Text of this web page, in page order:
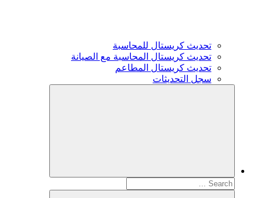
تحديث كريستال للمحاسبة
تحديث كريستال المحاسبة مع الصيانة
تحديث كريستال المطاعم
سجل التحديثات
Search
for: